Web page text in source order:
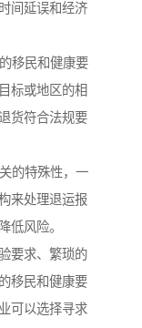
间延误和经济
移民和健康要
标或地区的相
货符合法规要
的特殊性，一
来处理退运报
低风险。
要求、繁琐的
移民和健康要
可以选择寻求